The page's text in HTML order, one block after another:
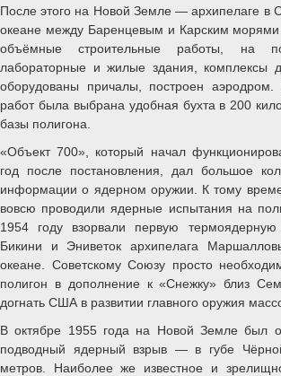
После этого на Новой Земле — архипелаге в
океане между Баренцевым и Карским
объёмные строительные работы, на
лабораторные и жилые здания, комплексы
оборудованы причалы, построен аэродром.
работ была выбрана удобная бухта в 200
базы полигона.
«Объект 700», который начал
год после постановления, дал большое
информации о ядерном оружии. К тому
вовсю проводили ядерные испытания на
1954 году взорвали первую
Бикини и Эниветок архипелага
океане. Советскому Союзу просто
полигон в дополнение к «Снежку» близ
догнать США в развитии главного оружия
В октябре 1955 года на Новой Земле был
подводный ядерный взрыв — в губе
метров. Наиболее же известное и